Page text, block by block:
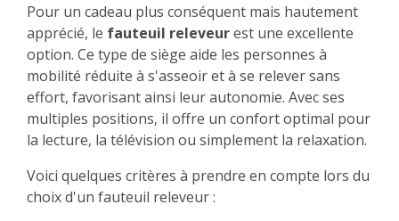
Pour un cadeau plus conséquent mais hautement
apprécié, le fauteuil releveurest une excellente
option. Ce type de siège aide les personnes à
mobilité réduite à s'asseoir et à se relever sans
effort, favorisant ainsi leur autonomie. Avec ses
multiples positions, il offre un confort optimal pour
la lecture, la télévision ou simplement la relaxation.
Voici quelques critères à prendre en compte lors du
choix d'un fauteuil releveur :